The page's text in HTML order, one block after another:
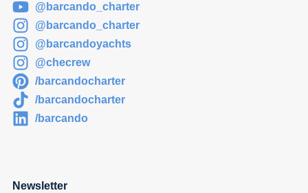
@barcando_charter
@barcando_charter
@barcandoyachts
@checrew
/barcandocharter
/barcandocharter
/barcando
Newsletter